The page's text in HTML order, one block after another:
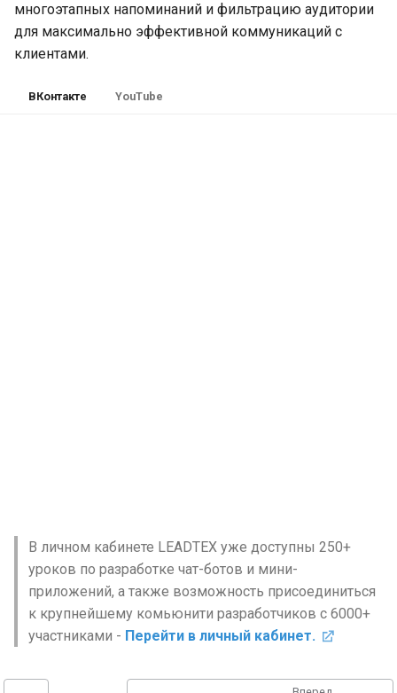
многоэтапных напоминаний и фильтрацию аудитории
для максимально эффективной коммуникаций с
клиентами.
ВКонтакте YouTube
В личном кабинете LEADTEX уже доступны 250+
уроков по разработке чат-ботов и мини-
приложений, а также возможность присоединиться
к крупнейшему комьюнити разработчиков с 6000+
участниками - Перейти в личный кабинет.